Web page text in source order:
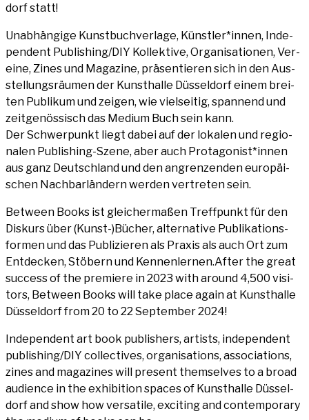
dorf statt!
Unab­hän­gi­ge Kunst­buch­ver­la­ge, Künstler*innen, Inde­
pen­dent Publishing/DIY Kol­lek­ti­ve, Orga­ni­sa­tio­nen, Ver­
ei­ne, Zines und Maga­zi­ne, prä­sen­tie­ren sich in den Aus­
stel­lungs­räu­men der Kunst­hal­le Düs­sel­dorf einem brei­
ten Publi­kum und zei­gen, wie viel­sei­tig, span­nend und
zeit­ge­nös­sisch das Medi­um Buch sein kann.
Der Schwer­punkt liegt dabei auf der loka­len und regio­
na­len Publi­shing-Sze­ne, aber auch Protagonist*innen
aus ganz Deutsch­land und den angren­zen­den euro­päi­
schen Nach­bar­län­dern wer­den ver­tre­ten sein.
Bet­ween Books ist glei­cher­ma­ßen Treff­punkt für den
Dis­kurs über (Kunst-)Bücher, alter­na­ti­ve Publi­ka­ti­ons­
for­men und das Publi­zie­ren als Pra­xis als auch Ort zum
Ent­de­cken, Stö­bern und Kennenlernen.After the gre­at
suc­cess of the pre­mie­re in 2023 with around 4,500 visi­
tors, Bet­ween Books will take place again at Kunst­hal­le
Düs­sel­dorf from 20 to 22 Sep­tem­ber 2024!
Inde­pen­dent art book publishers, artists, inde­pen­dent
publishing/DIY coll­ec­ti­ves, orga­ni­sa­ti­ons, asso­cia­ti­ons,
zines and maga­zi­nes will pre­sent them­sel­ves to a broad
audi­ence in the exhi­bi­ti­on spaces of Kunst­hal­le Düs­sel­
dorf and show how ver­sa­ti­le, exci­ting and con­tem­po­ra­ry